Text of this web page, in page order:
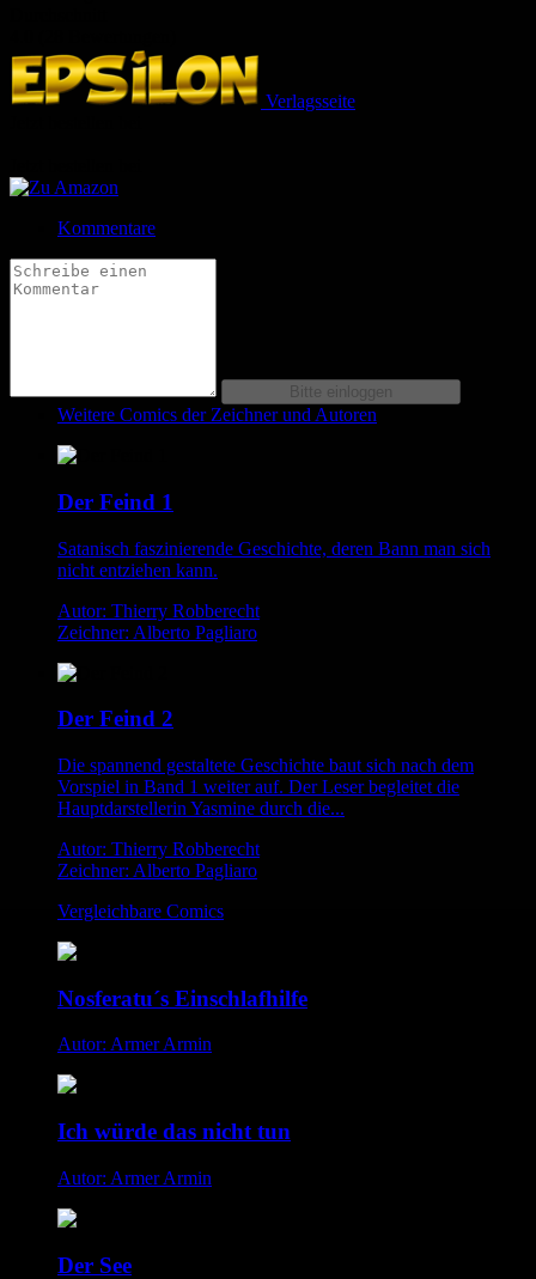
Verlagsseite
Kommentare
Weitere Comics der Zeichner und Autoren
Der Feind 1
Satanisch faszinierende Geschichte, deren Bann man sich
nicht entziehen kann.
Autor: Thierry Robberecht
Zeichner: Alberto Pagliaro
Der Feind 2
Die spannend gestaltete Geschichte baut sich nach dem
Vorspiel in Band 1 weiter auf. Der Leser begleitet die
Hauptdarstellerin Yasmine durch die...
Autor: Thierry Robberecht
Zeichner: Alberto Pagliaro
Vergleichbare Comics
Nosferatu´s Einschlafhilfe
Autor: Armer Armin
Ich würde das nicht tun
Autor: Armer Armin
Der See